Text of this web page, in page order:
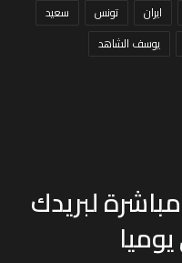
ايران تونس
سعيد
يوسف الشاهد
لبريدك